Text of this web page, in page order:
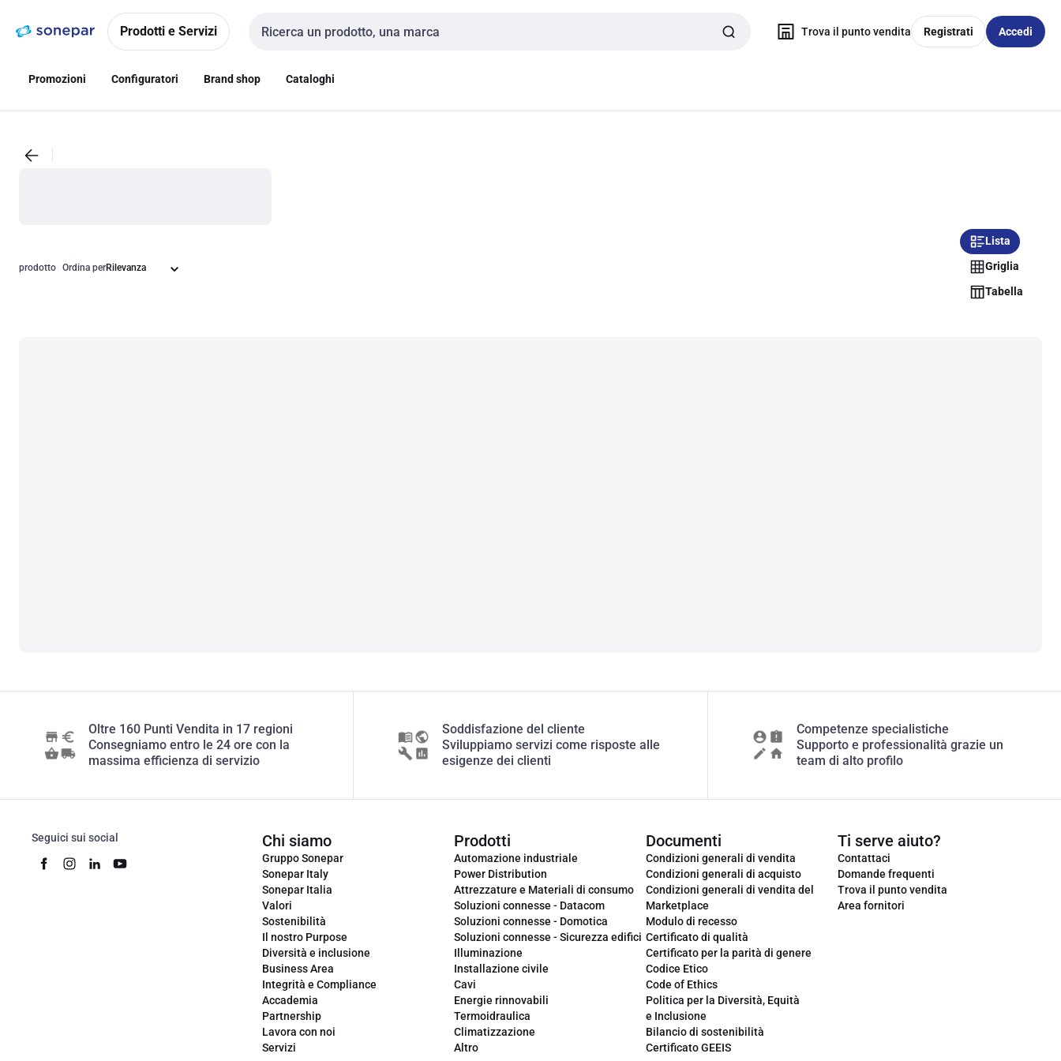
navigazionealla
Prodotti e Servizi
Cerca input
Trova il punto vendita Registrati Accedi
Promozioni Configuratori Brand shop Cataloghi
prodotto Ordina per
Lista
Griglia
Tabella
Oltre 160 Punti Vendita in 17 regioni
Consegniamo entro le 24 ore con la
massima efficienza di servizio
Soddisfazione del cliente
Sviluppiamo servizi come risposte alle
esigenze dei clienti
Competenze specialistiche
Supporto e professionalità grazie un
team di alto profilo
Seguici sui social Chi siamo
Gruppo Sonepar
Sonepar Italy
Sonepar Italia
Valori
Sostenibilità
Il nostro Purpose
Diversità e inclusione
Business Area
Integrità e Compliance
Accademia
Partnership
Lavora con noi
Servizi
Prodotti
Automazione industriale
Power Distribution
Attrezzature e Materiali di consumo
Soluzioni connesse - Datacom
Soluzioni connesse - Domotica
Soluzioni connesse - Sicurezza edifici
Illuminazione
Installazione civile
Cavi
Energie rinnovabili
Termoidraulica
Climatizzazione
Altro
Documenti
Condizioni generali di vendita
Condizioni generali di acquisto
Condizioni generali di vendita del
Marketplace
Modulo di recesso
Certificato di qualità
Certificato per la parità di genere
Codice Etico
Code of Ethics
Politica per la Diversità, Equità
e Inclusione
Bilancio di sostenibilità
Certificato GEEIS
Ti serve aiuto?
Contattaci
Domande frequenti
Trova il punto vendita
Area fornitori